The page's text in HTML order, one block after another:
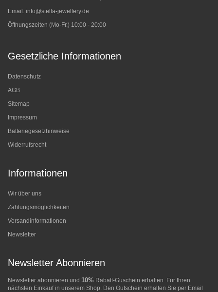
Email: info@stella-jewellery.de
Öffnungszeiten (Mo-Fr.) 10:00 - 20:00
Gesetzliche Informationen
Datenschutz
AGB
Sitemap
Impressum
Batteriegesetzhinweise
Widerrufsrecht
Informationen
Wir über uns
Zahlungsmöglichkeiten
Versandinformationen
Newsletter
Newsletter Abonnieren
Newsletter abonnieren und 10% Rabatt-Guschein erhalten. Für Ihren
nächsten Einkauf in unserem Shop. Den Gutschein erhalten Sie per Email